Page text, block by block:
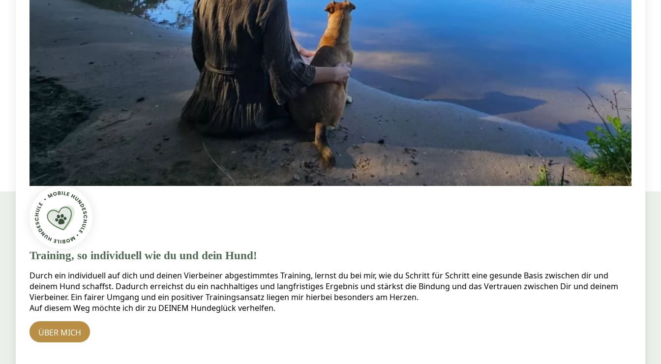
Training, so individuell wie du und dein Hund!
Durch ein individuell auf dich und deinen Vierbeiner abgestimmtes Training, lernst du bei mir, wie du Schritt für Schritt eine gesunde Basis zwischen dir und
deinem Hund schaffst. Dadurch erreichst du ein nachhaltiges und langfristiges Ergebnis und stärkst die Bindung und das Vertrauen zwischen Dir und deinem
Vierbeiner. Ein fairer Umgang und ein positiver Trainingsansatz liegen mir hierbei besonders am Herzen.
Auf diesem Weg möchte ich dir zu DEINEM Hundeglück verhelfen.
ÜBER MICH